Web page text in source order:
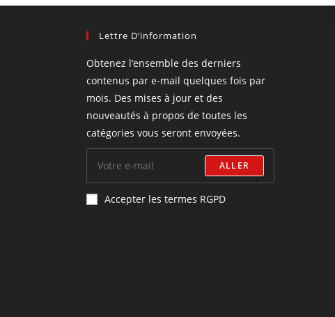
Lettre D’information
Obtenez l’ensemble des derniers
contenus par e-mail quelques fois par
mois. Des mises à jour et des
nouveautés à propos de toutes les
catégories vous seront envoyées.
ALLER
Accepter les termes RGPD